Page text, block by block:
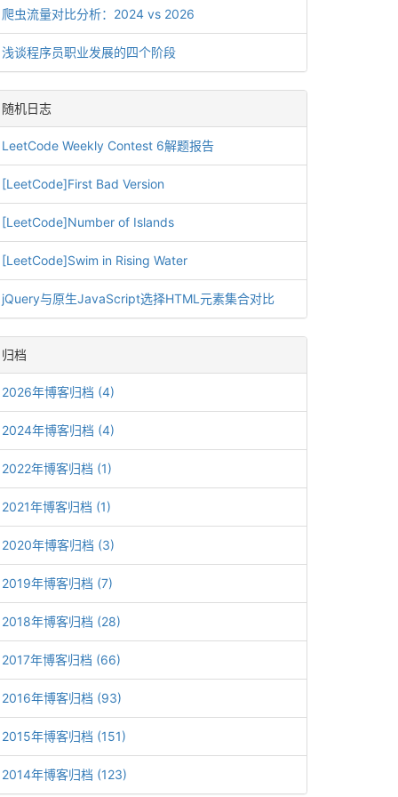
爬虫流量对比分析：2024 vs 2026
浅谈程序员职业发展的四个阶段
随机日志
LeetCode Weekly Contest 6解题报告
[LeetCode]First Bad Version
[LeetCode]Number of Islands
[LeetCode]Swim in Rising Water
jQuery与原生JavaScript选择HTML元素集合对比
归档
2026年博客归档 (4)
2024年博客归档 (4)
2022年博客归档 (1)
2021年博客归档 (1)
2020年博客归档 (3)
2019年博客归档 (7)
2018年博客归档 (28)
2017年博客归档 (66)
2016年博客归档 (93)
2015年博客归档 (151)
2014年博客归档 (123)